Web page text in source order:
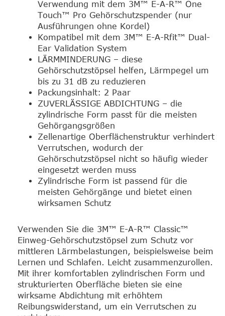
Verwendung mit dem 3M™ E-A-R™ One
Touch™ Pro Gehörschutzspender (nur
Ausführungen ohne Kordel)
Kompatibel mit dem 3M™ E-A-Rfit™ Dual-
Ear Validation System
LÄRMMINDERUNG – diese
Gehörschutzstöpsel helfen, Lärmpegel um
bis zu 31 dB zu reduzieren
Packungsinhalt: 2 Paar
ZUVERLÄSSIGE ABDICHTUNG – die
zylindrische Form passt für die meisten
Gehörgangsgrößen
Zellenartige Oberflächenstruktur verhindert
Verrutschen, wodurch der
Gehörschutzstöpsel nicht so häufig wieder
eingesetzt werden muss
Zylindrische Form ist passend für die
meisten Gehörgänge und bietet einen
wirksamen Schutz
Verwenden Sie die 3M™ E-A-R™ Classic™
Einweg-Gehörschutzstöpsel zum Schutz vor
mittleren Lärmbelastungen, beispielsweise beim
Lernen und Schlafen. Leicht zusammenzurollen.
Mit ihrer komfortablen zylindrischen Form und
strukturierten Oberfläche bieten sie eine
wirksame Abdichtung mit erhöhtem
Reibungswiderstand, um ein Verrutschen zu